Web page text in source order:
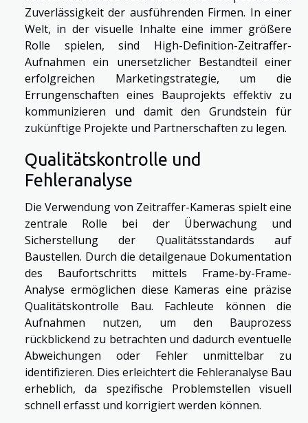
Zuverlässigkeit der ausführenden Firmen. In einer
Welt, in der visuelle Inhalte eine immer größere
Rolle spielen, sind High-Definition-Zeitraffer-
Aufnahmen ein unersetzlicher Bestandteil einer
erfolgreichen Marketingstrategie, um die
Errungenschaften eines Bauprojekts effektiv zu
kommunizieren und damit den Grundstein für
zukünftige Projekte und Partnerschaften zu legen.
Qualitätskontrolle und
Fehleranalyse
Die Verwendung von Zeitraffer-Kameras spielt eine
zentrale Rolle bei der Überwachung und
Sicherstellung der Qualitätsstandards auf
Baustellen. Durch die detailgenaue Dokumentation
des Baufortschritts mittels Frame-by-Frame-
Analyse ermöglichen diese Kameras eine präzise
Qualitätskontrolle Bau. Fachleute können die
Aufnahmen nutzen, um den Bauprozess
rückblickend zu betrachten und dadurch eventuelle
Abweichungen oder Fehler unmittelbar zu
identifizieren. Dies erleichtert die Fehleranalyse Bau
erheblich, da spezifische Problemstellen visuell
schnell erfasst und korrigiert werden können.